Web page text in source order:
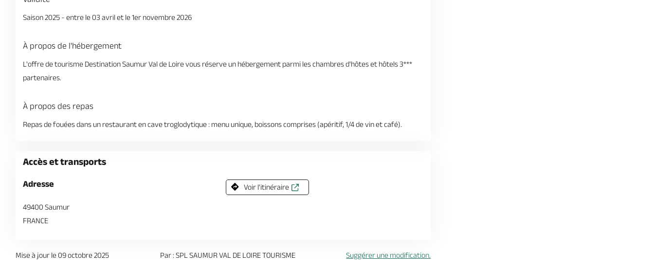
Saison 2025 - entre le 03 avril et le 1er novembre 2026
À propos de l'hébergement
L'offre de tourisme Destination Saumur Val de Loire vous réserve un hébergement parmi les chambres d'hôtes et hôtels 3***
partenaires.
À propos des repas
Repas de fouées dans un restaurant en cave troglodytique : menu unique, boissons comprises (apéritif, 1/4 de vin et café).
Accès et transports
Adresse
49400 Saumur
FRANCE
Voir l'itinéraire
Mise à jour le 09 octobre 2025 Par : SPL SAUMUR VAL DE LOIRE TOURISME Suggérer une modification.